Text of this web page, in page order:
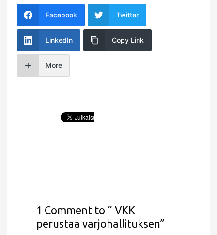
Facebook Twitter
LinkedIn Copy Link
More
1 Comment to “ VKK
perustaa varjohallituksen”